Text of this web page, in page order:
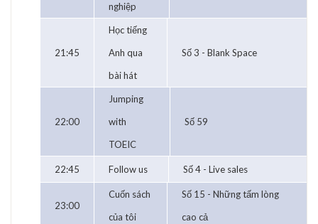
nghiệp
21:45
Học tiếng
Anh qua
bài hát
Số 3 - Blank Space
22:00
Jumping
with
TOEIC
Số 59
22:45 Follow us Số 4 - Live sales
23:00
Cuốn sách
của tôi
Số 15 - Những tấm lòng
cao cả